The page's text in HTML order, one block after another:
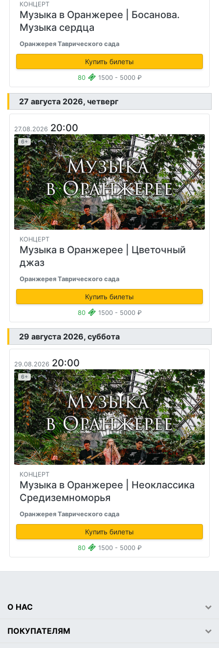
КОНЦЕРТ
Музыка в Оранжерее | Босанова.
Музыка сердца
Оранжерея Таврического сада
Купить билеты
80 1500 - 5000 ₽
27 августа 2026, четверг
27.08.2026 20:00
6+
КОНЦЕРТ
Музыка в Оранжерее | Цветочный
джаз
Оранжерея Таврического сада
Купить билеты
80 1500 - 5000 ₽
29 августа 2026, суббота
29.08.2026 20:00
6+
КОНЦЕРТ
Музыка в Оранжерее | Неоклассика
Средиземноморья
Оранжерея Таврического сада
Купить билеты
80 1500 - 5000 ₽
О НАС
ПОКУПАТЕЛЯМ